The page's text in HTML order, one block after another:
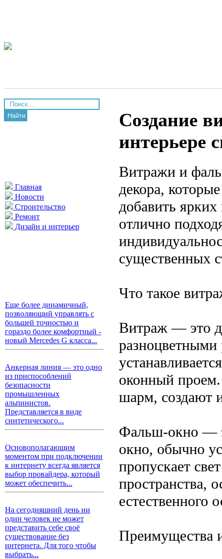
Найти
Главная
Новости
Строительство
Ремонт
Дизайн и интерьер
Еще более динамичный,
позволяющий управлять с
большей точностью и
гораздо более комфортный -
новый Mercedes G класса...
Анкерная линия — это одно
из приспособлений
безопасности
промышленных
альпинистов.
Представляется в виде
синтетического...
Основополагающим
моментом при подключении
к интернету всегда является
выбор провайдера, который
может обеспечить...
На сегодняшний день ни
один человек не может
представить себе своё
существование без
интернета. Для того чтобы
выбрать...
Создание
интерьере
Витражи и
декора,
добавить
отлично
существенных
Что такое
Витраж — это
разноцветными
оконный
шарм, создают
Фальш-окно —
окно, обычно
пропускает
пространства,
естественного
Преимущества